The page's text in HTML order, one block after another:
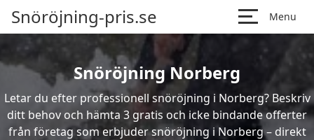
Snöröjning-pris.se Menu
Snöröjning Norberg
Letar du efter professionell snöröjning i Norberg? Beskriv
ditt behov och hämta 3 gratis och icke bindande offerter
från företag som erbjuder snöröjning i Norberg – direkt